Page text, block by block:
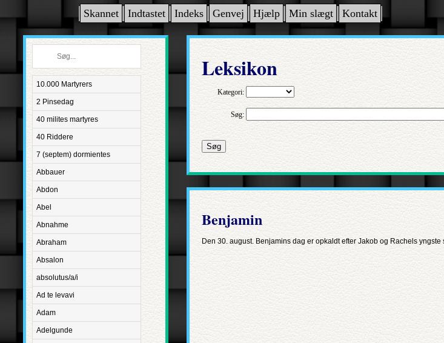
Skannet Indtastet Indeks Genvej Hjælp Min slægt Kontakt
10.000 Martyrers
2 Pinsedag
40 milites martyres
40 Riddere
7 (septem) dormientes
Abbauer
Abdon
Abel
Abnahme
Abraham
Absalon
absolutus/a/i
Ad te levavi
Adam
Adelgunde
Leksikon
Kategori:
Søg:
Søg
Benjamin
Den 30. august. Benjamins dag er opkaldt efter Jakob og Rachels